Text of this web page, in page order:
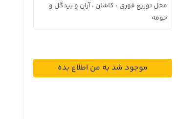
محل توزیع فوری : کاشان ، آران و بیدگل و
حومه
موجود شد به من اطلاع بده